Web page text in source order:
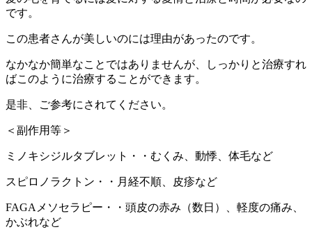
です。
この患者さんが美しいのには理由があったのです。
なかなか簡単なことではありませんが、しっかりと治療すれ
ばこのように治療することができます。
是非、ご参考にされてください。
＜副作用等＞
ミノキシジルタブレット・・むくみ、動悸、体毛など
スピロノラクトン・・月経不順、皮疹など
FAGAメソセラピー・・頭皮の赤み（数日）、軽度の痛み、
かぶれなど